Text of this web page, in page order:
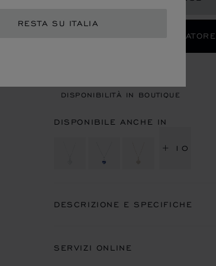
RESTA SU ITALIA
CONTATTARE UN AMBASCIATORE
DISPONIBILITÀ IN BOUTIQUE
DISPONIBILE ANCHE IN
+ 10
DESCRIZIONE E SPECIFICHE
SERVIZI ONLINE